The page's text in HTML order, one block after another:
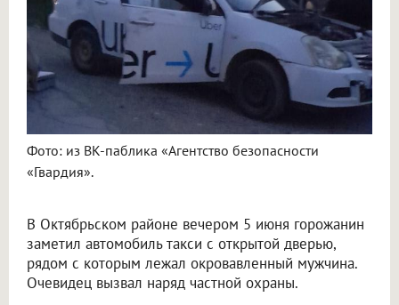
Фото: из ВК-паблика «Агентство безопасности
«Гвардия».
В Октябрьском районе вечером 5 июня горожанин
заметил автомобиль такси с открытой дверью,
рядом с которым лежал окровавленный мужчина.
Очевидец вызвал наряд частной охраны.